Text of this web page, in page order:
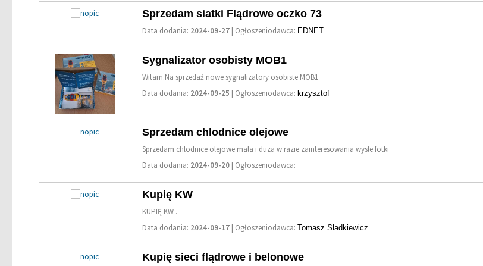
Sprzedam siatki Flądrowe oczko 73
Data dodania: 2024-09-27 | Ogłoszeniodawca: EDNET
Sygnalizator osobisty MOB1
Witam.Na sprzedaż nowe sygnalizatory osobiste MOB1
Data dodania: 2024-09-25 | Ogłoszeniodawca:krzysztof
Sprzedam chlodnice olejowe
Sprzedam chlodnice olejowe mala i duza w razie zainteresowania wysle fotki
Data dodania: 2024-09-20 | Ogłoszeniodawca:
Kupię KW
KUPIĘ KW .
Data dodania: 2024-09-17 | Ogłoszeniodawca:Tomasz Sladkiewicz
Kupię sieci flądrowe i belonowe